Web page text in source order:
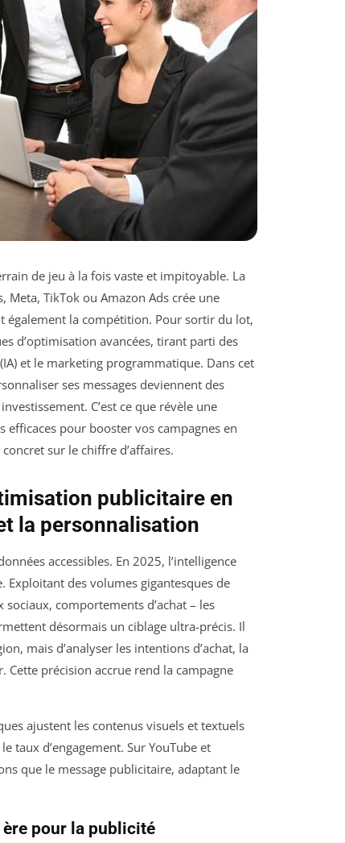
de jeu à la fois vaste et impitoyable. La
TikTok ou Amazon Ads crée une
également la compétition. Pour sortir du lot,
d’optimisation avancées, tirant parti des
et le marketing programmatique. Dans cet
ses messages deviennent des
C’est ce que révèle une
efficaces pour booster vos campagnes en
sur le chiffre d’affaires.
publicitaire en
la personnalisation
accessibles. En 2025, l’intelligence
des volumes gigantesques de
comportements d’achat – les
désormais un ciblage ultra-précis. Il
mais d’analyser les intentions d’achat, la
précision accrue rend la campagne
ajustent les contenus visuels et textuels
taux d’engagement. Sur YouTube et
que le message publicitaire, adaptant le
pour la publicité